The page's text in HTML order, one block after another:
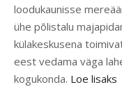
loodukaunisse
ühe põlistalu
külakeskusena
eest vedama väga
kogukonda. Loe lisaks